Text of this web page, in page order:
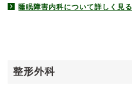
睡眠障害内科について詳しく見る
整形外科